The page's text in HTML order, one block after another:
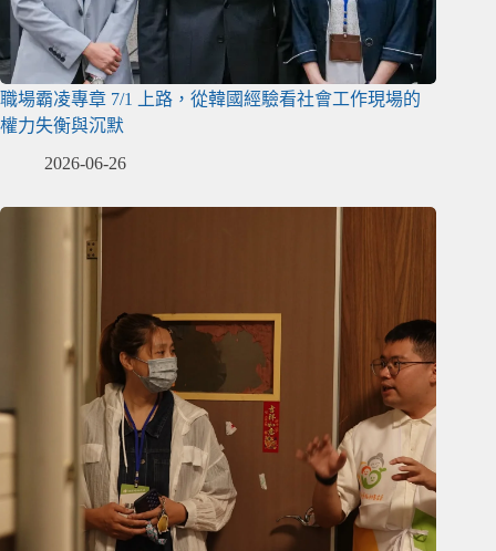
職場霸凌專章 7/1 上路，從韓國經驗看社會工作現場的
權力失衡與沉默
2026-06-26